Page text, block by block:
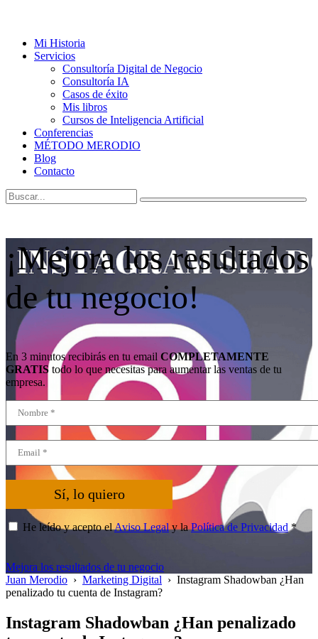
Mi Historia
Servicios
Consultoría Digital de Negocio
Consultoría IA
Casos de éxito
Mis libros
Cursos de Inteligencia Artificial
Conferencias
MÉTODO MERODIO
Blog
Contacto
¡Mejora los resultados
de tu negocio!
En 3 minutos recibirás en tu email COMPLETAMENTE
GRATIS todo lo que necesitas para aumentar las ventas de tu
empresa.
Sí, lo quiero
He leído y acepto elAviso Legaly laPolítica de Privacidad*
Mejora los resultados de tu negocio
Juan Merodio › Marketing Digital › Instagram Shadowban ¿Han
penalizado tu cuenta de Instagram?
Instagram Shadowban ¿Han penalizado